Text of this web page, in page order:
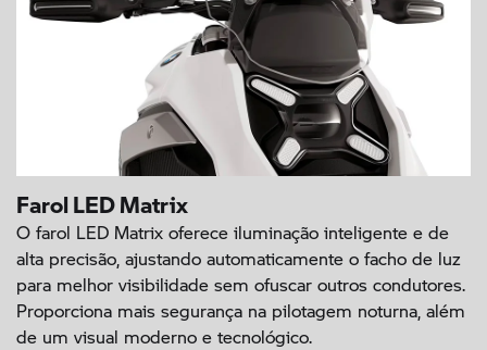
Farol LED Matrix
O farol LED Matrix oferece iluminação inteligente e de
alta precisão, ajustando automaticamente o facho de luz
para melhor visibilidade sem ofuscar outros condutores.
Proporciona mais segurança na pilotagem noturna, além
de um visual moderno e tecnológico.